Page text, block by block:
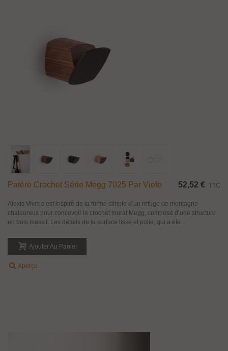
Patère Crochet Série Megg 7025 Par Viefe 52,52 € TTC
Alexis Vivet s’est inspiré de la forme simple d’un refuge de montagne
chaleureux pour concevoir le crochet mural Megg, composé d’une structure
en bois massif. Les détails de la surface lisse et polie, qui a été...
Ajouter Au Panier
Aperçu